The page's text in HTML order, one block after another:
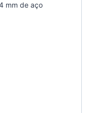
mm de aço